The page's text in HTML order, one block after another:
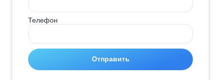
Телефон
Отправить